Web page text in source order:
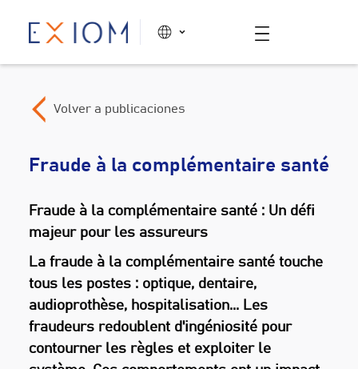
Volver a publicaciones
Fraude à la complémentaire santé
Fraude à la complémentaire santé : Un défi
majeur pour les assureurs
La fraude à la complémentaire santé touche
tous les postes : optique, dentaire,
audioprothèse, hospitalisation... Les
fraudeurs redoublent d'ingéniosité pour
contourner les règles et exploiter le